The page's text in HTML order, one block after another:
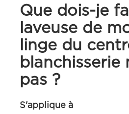
Que dois-je
laveuse de
linge du
blanchisserie
pas ?
S'applique à